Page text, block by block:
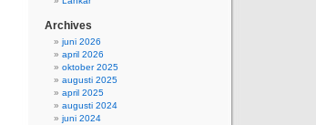
Archives
juni 2026
april 2026
oktober 2025
augusti 2025
april 2025
augusti 2024
juni 2024